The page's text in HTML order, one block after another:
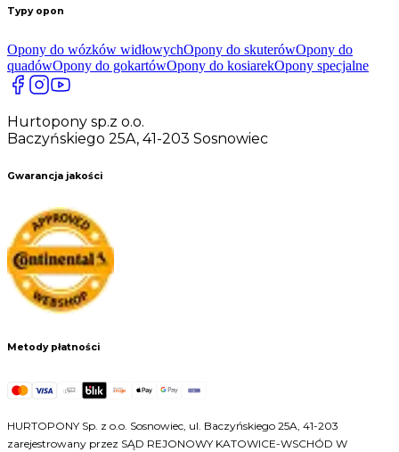
Typy opon
Opony do wózków widłowychOpony do skuterówOpony do
quadówOpony do gokartówOpony do kosiarekOpony specjalne
Hurtopony sp.z o.o.
Baczyńskiego 25A, 41-203 Sosnowiec
Gwarancja jakości
Metody płatności
HURTOPONY Sp. z o.o. Sosnowiec, ul. Baczyńskiego 25A, 41-203
zarejestrowany przez SĄD REJONOWY KATOWICE-WSCHÓD W